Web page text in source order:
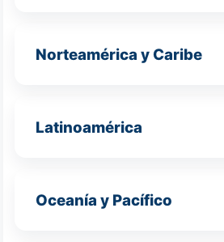
Norteamérica y Caribe
Latinoamérica
Oceanía y Pacífico